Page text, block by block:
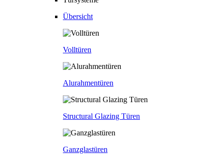
Übersicht
Volltüren
Alurahmentüren
Structural Glazing Türen
Ganzglastüren